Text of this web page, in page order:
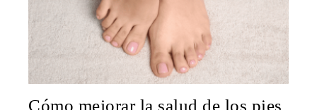
Cómo mejorar la salud de los pies